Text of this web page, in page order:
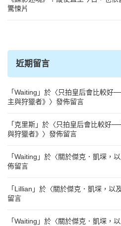
驚悚片
近期留言
「Waiting 」於〈只拍皇后會比較好
主與狩獵者》 〉發佈留言
「 克里斯」於〈只拍皇后會比較好
與狩獵者》 〉發佈留言
「Waiting 」於〈關於傑克．凱堔，
佈留言
「 Lillian 」於〈關於傑克．凱堔，以
留言
「Waiting 」於〈關於傑克．凱堔，